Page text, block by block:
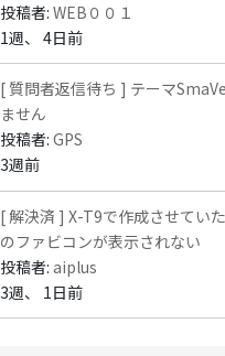
投稿者:WEB００１
1週、 4日前
[ 質問者返信待ち ] テーマ
ません
投稿者:GPS
3週前
[ 解決済 ] X-T9で作成させてい
のファビコンが表示されない
投稿者:aiplus
3週、 1日前